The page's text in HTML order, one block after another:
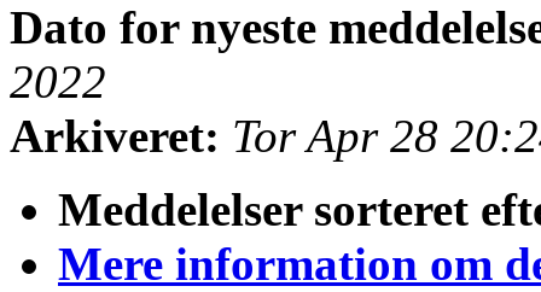
Dato for nyeste
2022
Arkiveret: Tor Apr 28
Meddelelser sorteret
Mere information om